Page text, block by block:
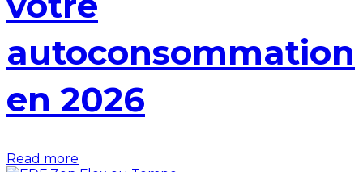
autoconsommation
en 2026
Read more